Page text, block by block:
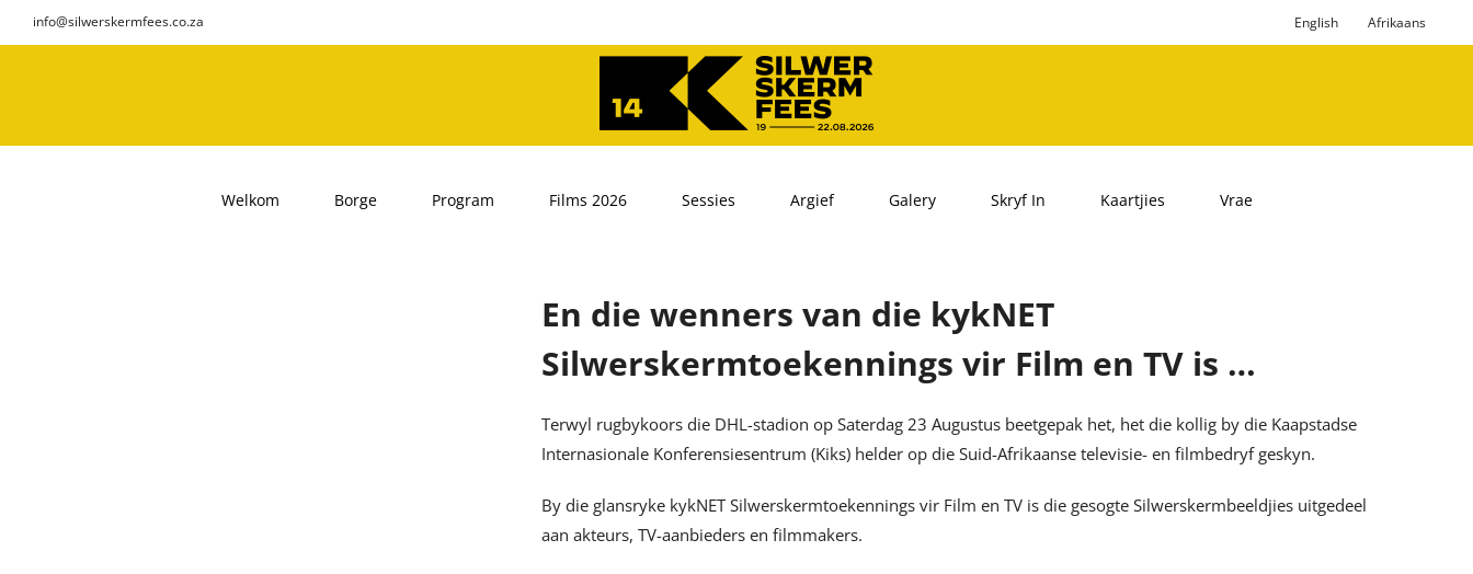
to
info@silwerskermfees.co.za English Afrikaans
Welkom Borge Program Films 2026 Sessies Argief Galery Skryf In Kaartjies Vrae
En die wenners van die kykNET
Silwerskermtoekennings vir Film en TV is …
Terwyl rugbykoors die DHL-stadion op Saterdag 23 Augustus beetgepak het, het die kollig by die Kaapstadse
Internasionale Konferensiesentrum (Kiks) helder op die Suid-Afrikaanse televisie- en filmbedryf geskyn.
By die glansryke kykNET Silwerskermtoekennings vir Film en TV is die gesogte Silwerskermbeeldjies uitgedeel
aan akteurs, TV-aanbieders en filmmakers.